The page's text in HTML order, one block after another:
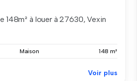
148m² à louer à 27630, Vexin
Maison 148 m²
Voir plus